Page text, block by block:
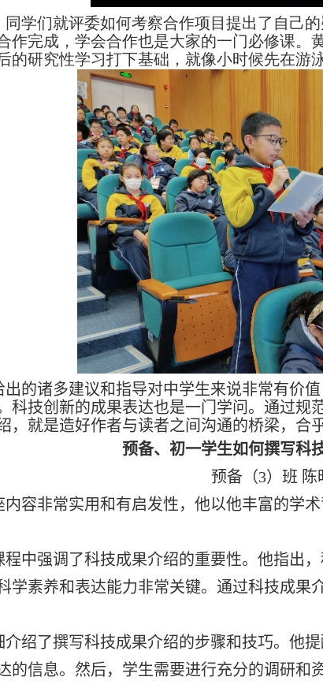
学们就评委如何考察合作项目提出了自己
作完成，学会合作也是大家的一门必修课
的研究性学习打下基础，就像小时候先在游
出的诸多建议和指导对中学生来说非常有价
科技创新的成果表达也是一门学问。通过规
，就是造好作者与读者之间沟通的桥梁，合
预备、初一学生如何撰写科
预备（3）班 陈
内容非常实用和有启发性，他以他丰富的学
程中强调了科技成果介绍的重要性。他指出
学素养和表达能力非常关键。通过科技成
介绍了撰写科技成果介绍的步骤和技巧。他
的信息。然后，学生需要进行充分的调研